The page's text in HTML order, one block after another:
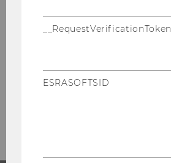
__RequestVerificationToken
ESRASOFTSID